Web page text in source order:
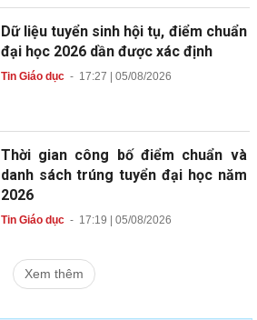
Dữ liệu tuyển sinh hội tụ, điểm chuẩn
đại học 2026 dần được xác định
Tin Giáo dục- 17:27 | 05/08/2026
Thời gian công bố điểm chuẩn và
danh sách trúng tuyển đại học năm
2026
Tin Giáo dục- 17:19 | 05/08/2026
Xem thêm